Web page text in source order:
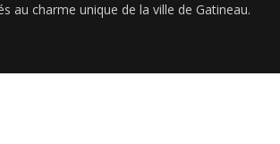
au charme unique de la ville de Gatineau.